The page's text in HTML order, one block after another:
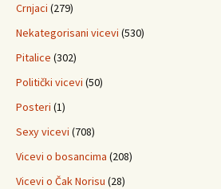
Crnjaci (279)
Nekategorisani vicevi (530)
Pitalice (302)
Politički vicevi (50)
Posteri (1)
Sexy vicevi (708)
Vicevi o bosancima (208)
Vicevi o Čak Norisu (28)